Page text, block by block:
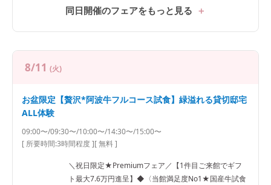
同日開催のフェアをもっと見る
8/11 (火)
お盆限定【贅沢*阿波牛フルコース試食】緑溢れる貸切邸宅
ALL体験
09:00〜/09:30〜/10:00〜/14:30〜/15:00〜
[ 所要時間:3時間程度][ 無料 ]
＼祝日限定★Premiumフェア／【1件目ご来館でギフ
ト最大7.6万円進呈】◆〈当館満足度No1★国産牛試食